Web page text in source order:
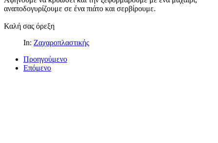
αναποδογυρίζουμε σε ένα πιάτο και σερβίρουμε.
Καλή σας όρεξη
In: Ζαχαροπλαστικής
Προηγούμενο
Επόμενο